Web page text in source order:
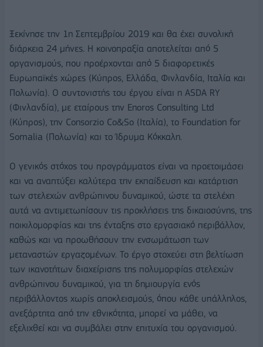
Ξεκίνησε την 1η Σεπτεμβρίου 2019 και θα έχει συνολική
διάρκεια 24 μήνες. Η κοινοπραξία αποτελείται από 5
οργανισμούς, που προέρχονται από 5 διαφορετικές
Ευρωπαϊκές χώρες (Κύπρος, Ελλάδα, Φινλανδία, Ιταλία και
Πολωνία). Ο συντονιστής του έργου είναι η ASDA RY
(Φινλανδία), με εταίρους την Enoros Consulting Ltd
(Κύπρος), την Consorzio Co&So (Ιταλία), το Foundation for
Somalia (Πολωνία) και το Ίδρυμα Κόκκαλη.
Ο γενικός στόχος του προγράμματος είναι να προετοιμάσει
και να αναπτύξει καλύτερα την εκπαίδευση και κατάρτιση
των στελεχών ανθρώπινου δυναμικού, ώστε τα στελέχη
αυτά να αντιμετωπίσουν τις προκλήσεις της δικαιοσύνης, της
ποικιλομορφίας και της ένταξης στο εργασιακό περιβάλλον,
καθώς και να προωθήσουν την ενσωμάτωση των
μεταναστών εργαζομένων. Το έργο στοχεύει στη βελτίωση
των ικανοτήτων διαχείρισης της πολυμορφίας στελεχών
ανθρώπινου δυναμικού, για τη δημιουργία ενός
περιβάλλοντος χωρίς αποκλεισμούς, όπου κάθε υπάλληλος,
ανεξάρτητα από την εθνικότητα, μπορεί να μάθει, να
εξελιχθεί και να συμβάλει στην επιτυχία του οργανισμού.